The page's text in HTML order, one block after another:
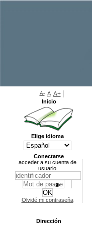
A- A A+
Inicio
Elige idioma
Conectarse
acceder a su cuenta de
usuario
Olvidé mi contraseña
Dirección